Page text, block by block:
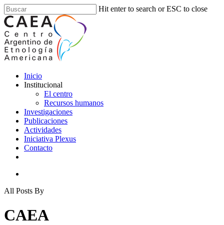
Skip
to
main
content
Hit enter to search or ESC to close
Close
Search
search
Menu
Inicio
Institucional
El centro
Recursos humanos
Investigaciones
Publicaciones
Actividades
Iniciativa Plexus
Contacto
All Posts By
CAEA